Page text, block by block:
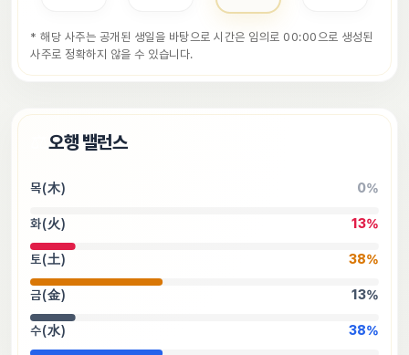
* 해당 사주는 공개된 생일을 바탕으로 시간은 임의로 00:00으로 생성된
사주로 정확하지 않을 수 있습니다.
오행 밸런스
목(木) 0%
화(火) 13%
토(土) 38%
금(金) 13%
수(水) 38%